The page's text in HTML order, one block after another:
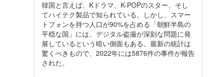
韓国と言えば、Kドラマ、K-POPのスター、そし
てハイテク製品で知られている。しかし、スマー
トフォンを持つ人口が90%を占める「朝鮮半島の
平穏な国」には、デジタル盗撮が深刻な問題に発
展しているという暗い側面もある。最新の統計は
驚くべきもので、2022年には5876件の事件が報告
された。